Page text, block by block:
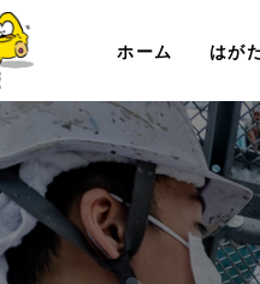
ホーム はが